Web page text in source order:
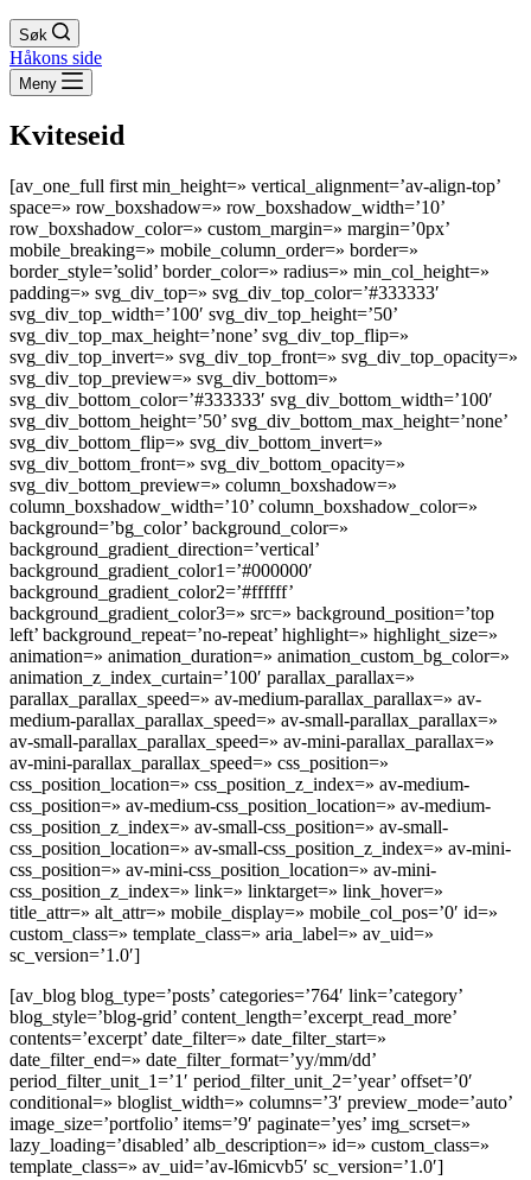
Søk
Håkons side
Meny
Kviteseid
[av_one_full first min_height=» vertical_alignment=’av-align-top’
space=» row_boxshadow=» row_boxshadow_width=’10’
row_boxshadow_color=» custom_margin=» margin=’0px’
mobile_breaking=» mobile_column_order=» border=»
border_style=’solid’ border_color=» radius=» min_col_height=»
padding=» svg_div_top=» svg_div_top_color=’#333333′
svg_div_top_width=’100′ svg_div_top_height=’50’
svg_div_top_max_height=’none’ svg_div_top_flip=»
svg_div_top_invert=» svg_div_top_front=» svg_div_top_opacity=»
svg_div_top_preview=» svg_div_bottom=»
svg_div_bottom_color=’#333333′ svg_div_bottom_width=’100′
svg_div_bottom_height=’50’ svg_div_bottom_max_height=’none’
svg_div_bottom_flip=» svg_div_bottom_invert=»
svg_div_bottom_front=» svg_div_bottom_opacity=»
svg_div_bottom_preview=» column_boxshadow=»
column_boxshadow_width=’10’ column_boxshadow_color=»
background=’bg_color’ background_color=»
background_gradient_direction=’vertical’
background_gradient_color1=’#000000′
background_gradient_color2=’#ffffff’
background_gradient_color3=» src=» background_position=’top
left’ background_repeat=’no-repeat’ highlight=» highlight_size=»
animation=» animation_duration=» animation_custom_bg_color=»
animation_z_index_curtain=’100′ parallax_parallax=»
parallax_parallax_speed=» av-medium-parallax_parallax=» av-
medium-parallax_parallax_speed=» av-small-parallax_parallax=»
av-small-parallax_parallax_speed=» av-mini-parallax_parallax=»
av-mini-parallax_parallax_speed=» css_position=»
css_position_location=» css_position_z_index=» av-medium-
css_position=» av-medium-css_position_location=» av-medium-
css_position_z_index=» av-small-css_position=» av-small-
css_position_location=» av-small-css_position_z_index=» av-mini-
css_position=» av-mini-css_position_location=» av-mini-
css_position_z_index=» link=» linktarget=» link_hover=»
title_attr=» alt_attr=» mobile_display=» mobile_col_pos=’0′ id=»
custom_class=» template_class=» aria_label=» av_uid=»
sc_version=’1.0′]
[av_blog blog_type=’posts’ categories=’764′ link=’category’
blog_style=’blog-grid’ content_length=’excerpt_read_more’
contents=’excerpt’ date_filter=» date_filter_start=»
date_filter_end=» date_filter_format=’yy/mm/dd’
period_filter_unit_1=’1′ period_filter_unit_2=’year’ offset=’0′
conditional=» bloglist_width=» columns=’3′ preview_mode=’auto’
image_size=’portfolio’ items=’9′ paginate=’yes’ img_scrset=»
lazy_loading=’disabled’ alb_description=» id=» custom_class=»
template_class=» av_uid=’av-l6micvb5′ sc_version=’1.0′]